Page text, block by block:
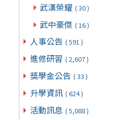
武漢榮耀 ( 30 )
武中豪傑 ( 16 )
人事公告 ( 591 )
進修研習 ( 2,607 )
獎學金公告 ( 33 )
升學資訊 ( 624 )
活動訊息 ( 5,088 )